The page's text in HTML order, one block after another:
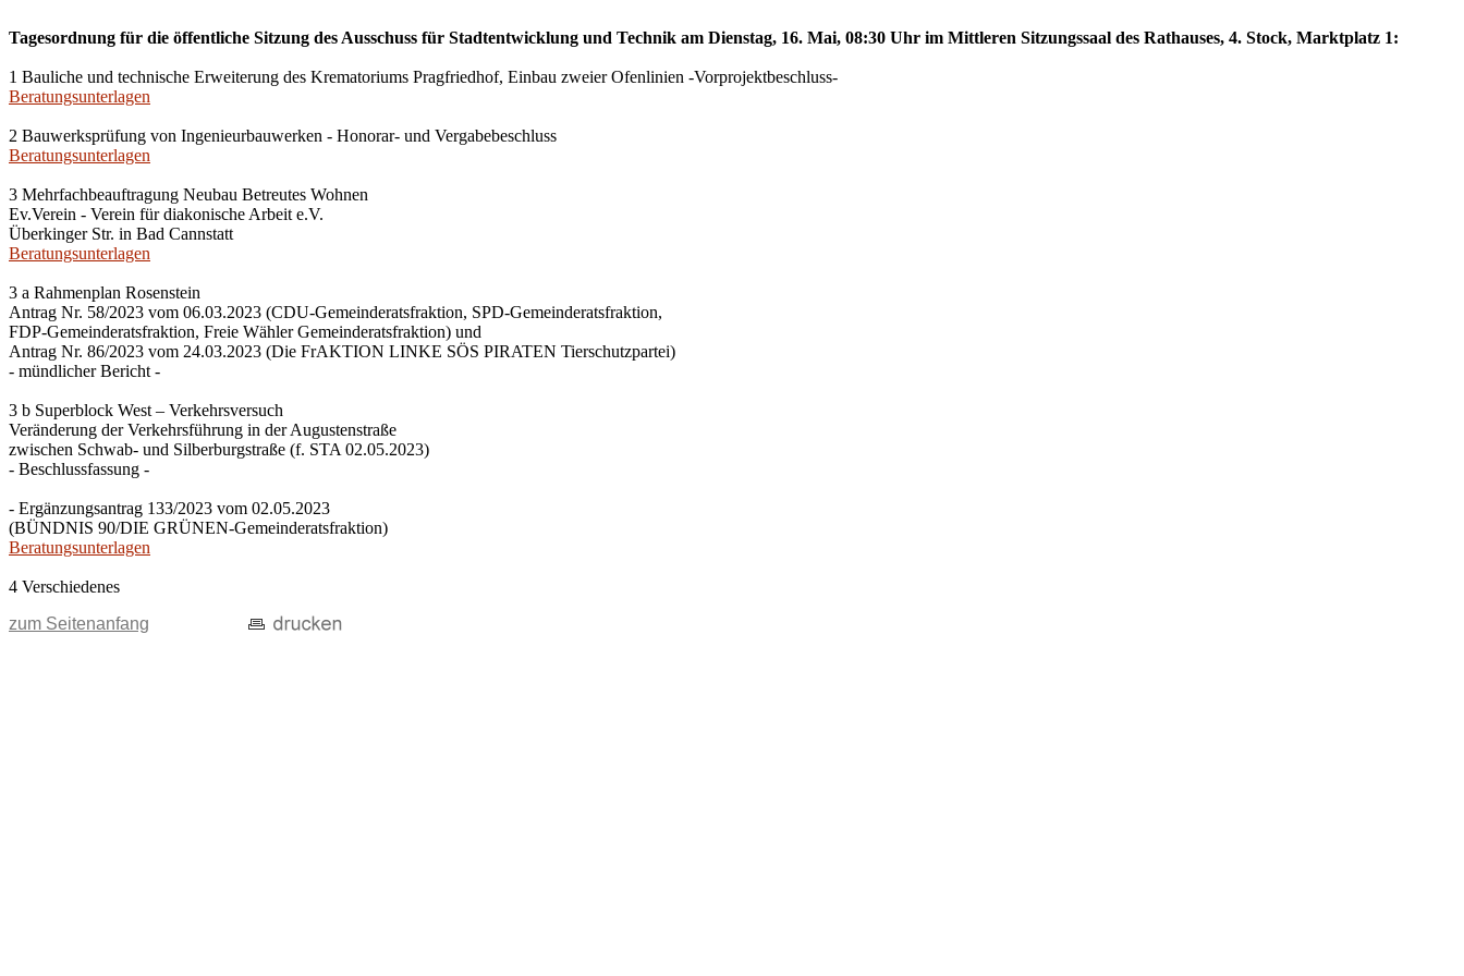
Tagesordnung für die öffentliche Sitzung des Ausschuss für Stadtentwicklung und Technik am Dienstag, 16. Mai, 08:30 Uhr im Mittleren Sitzungssaal des Rathauses, 4. Stock, Marktplatz 1:
1 Bauliche und technische Erweiterung des Krematoriums Pragfriedhof, Einbau zweier Ofenlinien -Vorprojektbeschluss-
Beratungsunterlagen
2 Bauwerksprüfung von Ingenieurbauwerken - Honorar- und Vergabebeschluss
Beratungsunterlagen
3 Mehrfachbeauftragung Neubau Betreutes Wohnen
Ev.Verein - Verein für diakonische Arbeit e.V.
Überkinger Str. in Bad Cannstatt
Beratungsunterlagen
3 a Rahmenplan Rosenstein
Antrag Nr. 58/2023 vom 06.03.2023 (CDU-Gemeinderatsfraktion, SPD-Gemeinderatsfraktion,
FDP-Gemeinderatsfraktion, Freie Wähler Gemeinderatsfraktion) und
Antrag Nr. 86/2023 vom 24.03.2023 (Die FrAKTION LINKE SÖS PIRATEN Tierschutzpartei)
- mündlicher Bericht -
3 b Superblock West – Verkehrsversuch
Veränderung der Verkehrsführung in der Augustenstraße
zwischen Schwab- und Silberburgstraße (f. STA 02.05.2023)
- Beschlussfassung -
- Ergänzungsantrag 133/2023 vom 02.05.2023
(BÜNDNIS 90/DIE GRÜNEN-Gemeinderatsfraktion)
Beratungsunterlagen
4 Verschiedenes
zum Seitenanfang